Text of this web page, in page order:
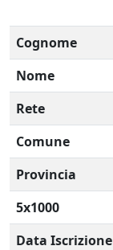
Cognome
Nome
Rete
Comune
Provincia
5x1000
Data Iscrizione